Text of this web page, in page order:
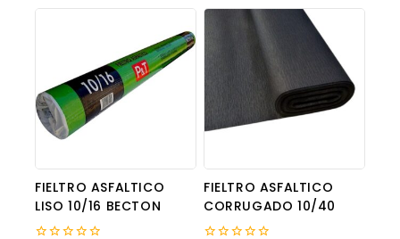
FIELTRO ASFALTICO
LISO 10/16 BECTON
FIELTRO ASFALTICO
CORRUGADO 10/40